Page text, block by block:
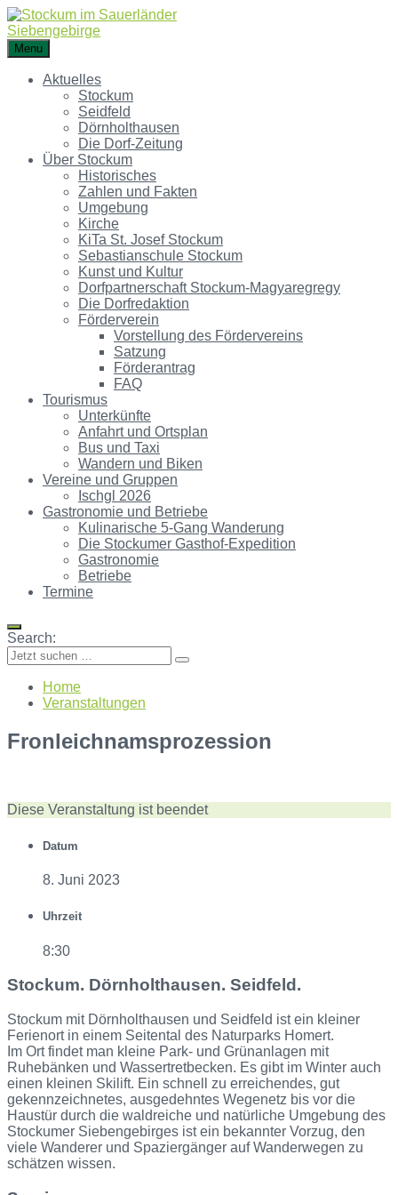
Menu
Aktuelles
Stockum
Seidfeld
Dörnholthausen
Die Dorf-Zeitung
Über Stockum
Historisches
Zahlen und Fakten
Umgebung
Kirche
KiTa St. Josef Stockum
Sebastianschule Stockum
Kunst und Kultur
Dorfpartnerschaft Stockum-Magyaregregy
Die Dorfredaktion
Förderverein
Vorstellung des Fördervereins
Satzung
Förderantrag
FAQ
Tourismus
Unterkünfte
Anfahrt und Ortsplan
Bus und Taxi
Wandern und Biken
Vereine und Gruppen
Ischgl 2026
Gastronomie und Betriebe
Kulinarische 5-Gang Wanderung
Die Stockumer Gasthof-Expedition
Gastronomie
Betriebe
Termine
Search:
Home
Veranstaltungen
Fronleichnamsprozession
Diese Veranstaltung ist beendet
Datum
8. Juni 2023
Uhrzeit
8:30
Stockum. Dörnholthausen. Seidfeld.
Stockum mit Dörnholthausen und Seidfeld ist ein kleiner
Ferienort in einem Seitental des Naturparks Homert.
Im Ort findet man kleine Park- und Grünanlagen mit
Ruhebänken und Wassertretbecken. Es gibt im Winter auch
einen kleinen Skilift. Ein schnell zu erreichendes, gut
gekennzeichnetes, ausgedehntes Wegenetz bis vor die
Haustür durch die waldreiche und natürliche Umgebung des
Stockumer Siebengebirges ist ein bekannter Vorzug, den
viele Wanderer und Spaziergänger auf Wanderwegen zu
schätzen wissen.